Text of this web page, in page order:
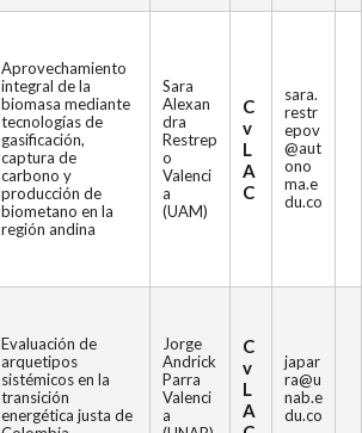
Aprovechamiento
integral de la
biomasa mediante
tecnologías de
gasificación,
captura de
carbono y
producción de
biometano en la
región andina
Sara
Alexan
dra
Restrep
o
Valenci
a
(UAM)
C
v
L
A
C
sara.
restr
epov
@aut
ono
ma.e
du.co
Evaluación de
arquetipos
sistémicos en la
transición
energética justa de
Jorge
Andrick
Parra
Valenci
a
C
v
L
A
japar
ra@u
nab.e
du.co